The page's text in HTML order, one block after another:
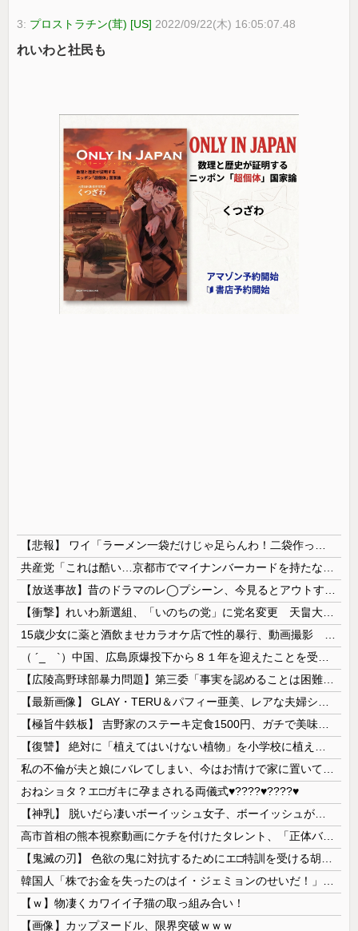
3: プロストラチン(茸) [US] 2022/09/22(木) 16:05:07.48
れいわと社民も
おねショタ？エ□ガキに孕まされる両儀式♥️????♥️????♥️
高市首相の熊本視察動画にケチを付けたタレント、「正体バレバレよな」と黒電話の呼び方であっさりと……
【ｗ】物凄くカワイイ子猫の取っ組み合い！
【画像】カップヌードル、限界突破ｗｗｗ